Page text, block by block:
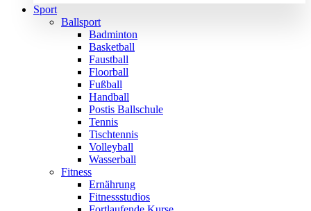
Sport
Ballsport
Badminton
Basketball
Faustball
Floorball
Fußball
Handball
Postis Ballschule
Tennis
Tischtennis
Volleyball
Wasserball
Fitness
Ernährung
Fitnessstudios